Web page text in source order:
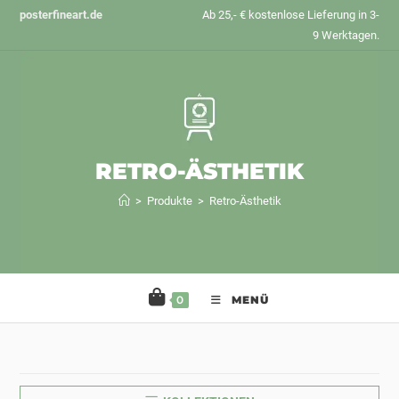
Zumposterfineart.de
Ab 25,- € kostenlose Lieferung in 3-
9 Werktagen.
RETRO-ÄSTHETIK
> Produkte > Retro-Ästhetik
0 MENÜ